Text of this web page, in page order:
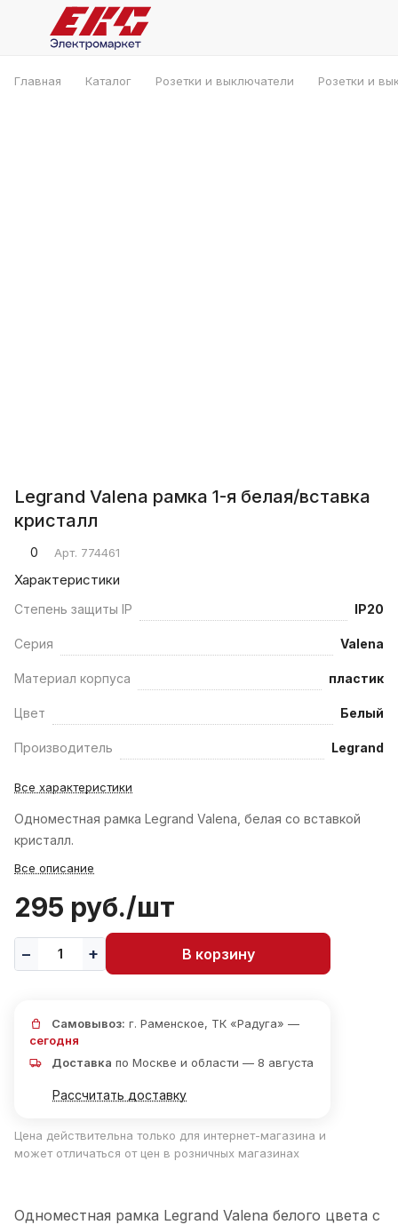
Главная Каталог Розетки и выключатели Розетки и
Legrand Valena рамка 1-я белая/вставка
кристалл
0 Арт. 774461
Характеристики
Степень защиты IP IP20
Серия Valena
Материал корпуса пластик
Цвет Белый
Производитель Legrand
Все характеристики
Одноместная рамка Legrand Valena, белая со вставкой
кристалл.
Все описание
295 руб./шт
В корзину
Самовывоз: г. Раменское, ТК «Радуга» —
сегодня
Доставка по Москве и области — 8 августа
Рассчитать доставку
Цена действительна только для интернет-магазина и
может отличаться от цен в розничных магазинах
Одноместная рамка Legrand Valena белого цвета с